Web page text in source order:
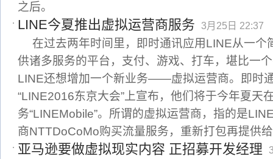
之后。
LINE今夏推出虚拟运营商服务 3月25日 22:37
在过去两年时间里，即时通讯应用LINE从一个
供诸多服务的平台，支付、游戏、打车，堪比一
LINE还想增加一个新业务——虚拟运营商。即时
“LINE2016东京大会”上宣布，他们将于今年夏天
务“LINEMobile”。所谓的虚拟运营商，指的是
商NTTDoCoMo购买流量服务，重新打包再提供
亚马逊要做虚拟现实内容 正招募开发经理